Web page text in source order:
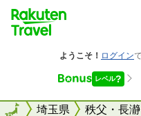
全国埼玉県 秩父・長瀞
全国